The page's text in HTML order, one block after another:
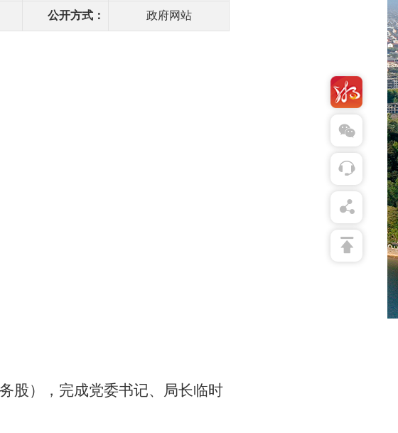
公开方式： 政府网站
股），完成党委书记、局长临时